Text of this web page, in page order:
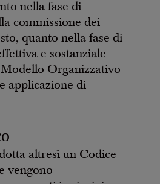
nella fase di
commissione dei
quanto nella fase di
e sostanziale
Organizzativo
applicazione di
altresì un Codice
vengono